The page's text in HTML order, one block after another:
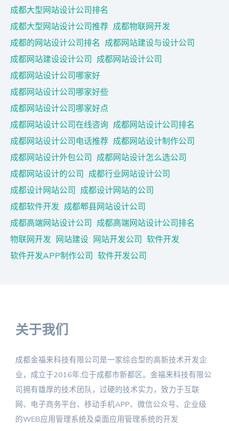
成都大型网站设计公司排名
成都大型网站设计公司推荐 成都物联网开发
成都的网站设计公司排名 成都网站建设与设计公司
成都网站建设设计公司 成都网站设计公司
成都网站设计公司哪家好
成都网站设计公司哪家好些
成都网站设计公司哪家好点
成都网站设计公司在线咨询 成都网站设计公司排名
成都网站设计公司电话推荐 成都网站设计制作公司
成都网站设计外包公司 成都网站设计怎么选公司
成都网站设计的公司 成都行业网站设计公司
成都设计网站公司 成都设计网站的公司
成都软件开发 成都郫县网站设计公司
成都高端网站设计公司 成都高端网站设计公司排名
物联网开发 网站建设 网站开发公司 软件开发
软件开发APP制作公司 软件开发公司
关于我们
成都金福来科技有限公司是一家综合型的高新技术开发企
业，成立于2016年,位于成都市新都区。金福来科技有限公
司拥有雄厚的技术团队，过硬的技术实力，致力于互联
网、电子商务平台、移动手机APP、微信公众号、企业级
的WEB应用管理系统及桌面应用管理系统的开发